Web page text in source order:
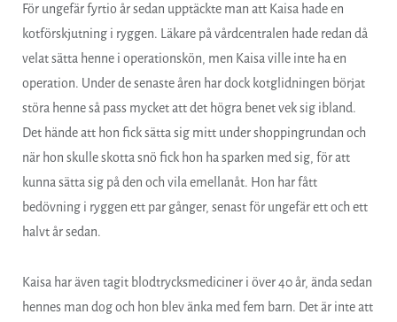
För ungefär fyrtio år sedan upptäckte man att Kaisa hade en
kotförskjutning i ryggen. Läkare på vårdcentralen hade redan då
velat sätta henne i operationskön, men Kaisa ville inte ha en
operation. Under de senaste åren har dock kotglidningen börjat
störa henne så pass mycket att det högra benet vek sig ibland.
Det hände att hon fick sätta sig mitt under shoppingrundan och
när hon skulle skotta snö fick hon ha sparken med sig, för att
kunna sätta sig på den och vila emellanåt. Hon har fått
bedövning i ryggen ett par gånger, senast för ungefär ett och ett
halvt år sedan.
Kaisa har även tagit blodtrycksmediciner i över 40 år, ända sedan
hennes man dog och hon blev änka med fem barn. Det är inte att